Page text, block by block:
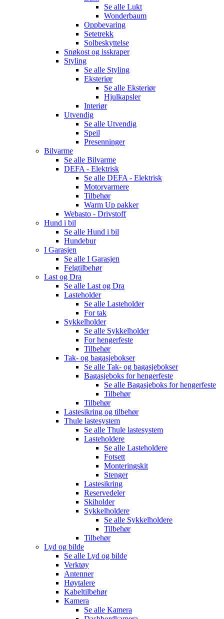
Se alle Lukt
Wonderbaum
Oppbevaring
Setetrekk
Solbeskyttelse
Snøkost og isskraper
Styling
Se alle Styling
Eksteriør
Se alle Eksteriør
Hjulkapsler
Interiør
Utvendig
Se alle Utvendig
Speil
Presenninger
Bilvarme
Se alle Bilvarme
DEFA - Elektrisk
Se alle DEFA - Elektrisk
Motorvarmere
Tilbehør
Warm Up pakker
Webasto - Drivstoff
Hund i bil
Se alle Hund i bil
Hundebur
I Garasjen
Se alle I Garasjen
Felgtilbehør
Last og Dra
Se alle Last og Dra
Lasteholder
Se alle Lasteholder
For tak
Sykkelholder
Se alle Sykkelholder
For hengerfeste
Tilbehør
Tak- og bagasjebokser
Se alle Tak- og bagasjebokser
Bagasjeboks for hengerfeste
Se alle Bagasjeboks for hengerfeste
Tilbehør
Tilbehør
Lastesikring og tilbehør
Thule lastesystem
Se alle Thule lastesystem
Lasteholdere
Se alle Lasteholdere
Fotsett
Monteringskit
Stenger
Lastesikring
Reservedeler
Skiholder
Sykkelholdere
Se alle Sykkelholdere
Tilbehør
Tilbehør
Lyd og bilde
Se alle Lyd og bilde
Verktøy
Antenner
Høytalere
Kabeltilbehør
Kamera
Se alle Kamera